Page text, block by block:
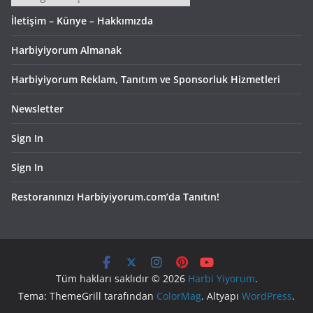
İletişim – Künye – Hakkımızda
Harbiyiyorum Almanak
Harbiyiyorum Reklam, Tanıtım ve Sponsorluk Hizmetleri
Newsletter
Sign In
Sign In
Restoranınızı Harbiyiyorum.com’da Tanıtın!
Tüm hakları saklıdır © 2026 Harbi Yiyorum.
Tema: ThemeGrill tarafından ColorMag. Altyapı WordPress.